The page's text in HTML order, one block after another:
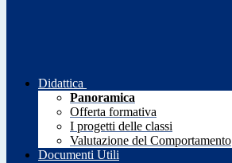
Didattica
Panoramica
Offerta formativa
I progetti delle classi
Valutazione del Comportamento
Documenti Utili